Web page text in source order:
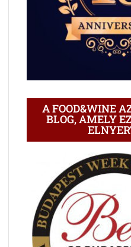
A FOOD&WINE
BLOG, AMELY